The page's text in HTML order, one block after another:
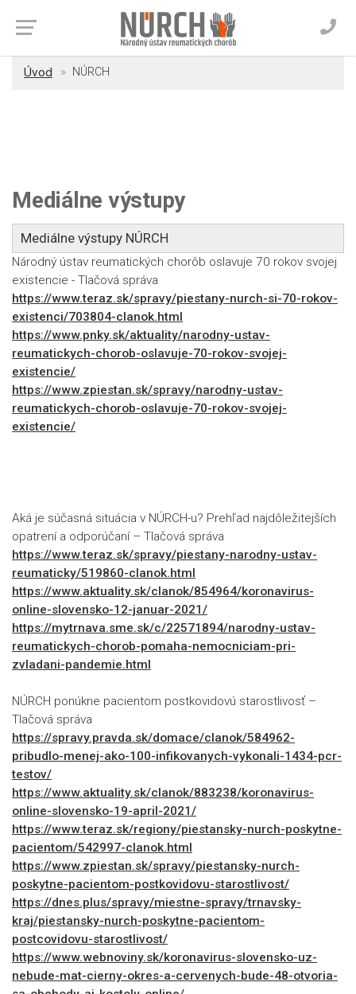
Úvod NÚRCH
Mediálne výstupy
Mediálne výstupy NÚRCH
Národný ústav reumatických chorôb oslavuje 70 rokov svojej
existencie - Tlačová správa
https://www.teraz.sk/spravy/piestany-nurch-si-70-rokov-
existenci/703804-clanok.html
https://www.pnky.sk/aktuality/narodny-ustav-
reumatickych-chorob-oslavuje-70-rokov-svojej-
existencie/
https://www.zpiestan.sk/spravy/narodny-ustav-
reumatickych-chorob-oslavuje-70-rokov-svojej-
existencie/
Aká je súčasná situácia v NÚRCH-u? Prehľad najdôležitejších
opatrení a odporúčaní – Tlačová správa
https://www.teraz.sk/spravy/piestany-narodny-ustav-
reumaticky/519860-clanok.html
https://www.aktuality.sk/clanok/854964/koronavirus-
online-slovensko-12-januar-2021/
https://mytrnava.sme.sk/c/22571894/narodny-ustav-
reumatickych-chorob-pomaha-nemocniciam-pri-
zvladani-pandemie.html
NÚRCH ponúkne pacientom postkovidovú starostlivosť –
Tlačová správa
https://spravy.pravda.sk/domace/clanok/584962-
pribudlo-menej-ako-100-infikovanych-vykonali-1434-pcr-
testov/
https://www.aktuality.sk/clanok/883238/koronavirus-
online-slovensko-19-april-2021/
https://www.teraz.sk/regiony/piestansky-nurch-poskytne-
pacientom/542997-clanok.html
https://www.zpiestan.sk/spravy/piestansky-nurch-
poskytne-pacientom-postkovidovu-starostlivost/
https://dnes.plus/spravy/miestne-spravy/trnavsky-
kraj/piestansky-nurch-poskytne-pacientom-
postcovidovu-starostlivost/
https://www.webnoviny.sk/koronavirus-slovensko-uz-
nebude-mat-cierny-okres-a-cervenych-bude-48-otvoria-